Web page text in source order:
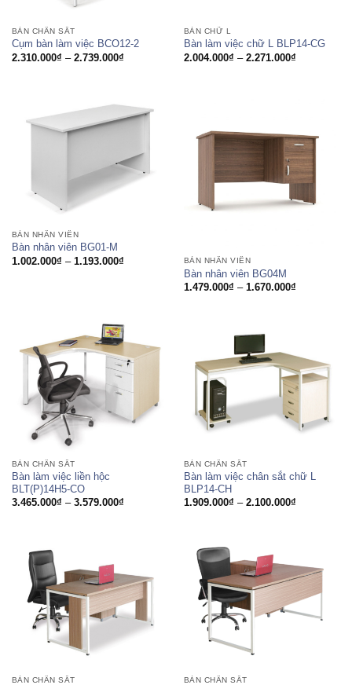
BÀN CHÂN SẮT
Cụm bàn làm việc BCO12-2
2.310.000₫ – 2.739.000₫Khoảng
2.739.000₫
BÀN CHỮ L
Bàn làm việc chữ L BLP14-CG
2.004.000₫ – 2.271.000₫Khoảng
BÀN NHÂN VIÊN
Bàn nhân viên BG01-M
1.002.000₫ – 1.193.000₫Khoảng
BÀN NHÂN VIÊN
Bàn nhân viên BG04M
1.479.000₫ – 1.670.000₫Khoảng
BÀN CHÂN SẮT
Bàn làm việc liền hộc
BLT(P)14H5-CO
3.465.000₫ – 3.579.000₫Khoảng
BÀN CHÂN SẮT
Bàn làm việc chân sắt chữ L
BLP14-CH
1.909.000₫ – 2.100.000₫Khoảng
BÀN CHÂN SẮT BÀN CHÂN SẮT